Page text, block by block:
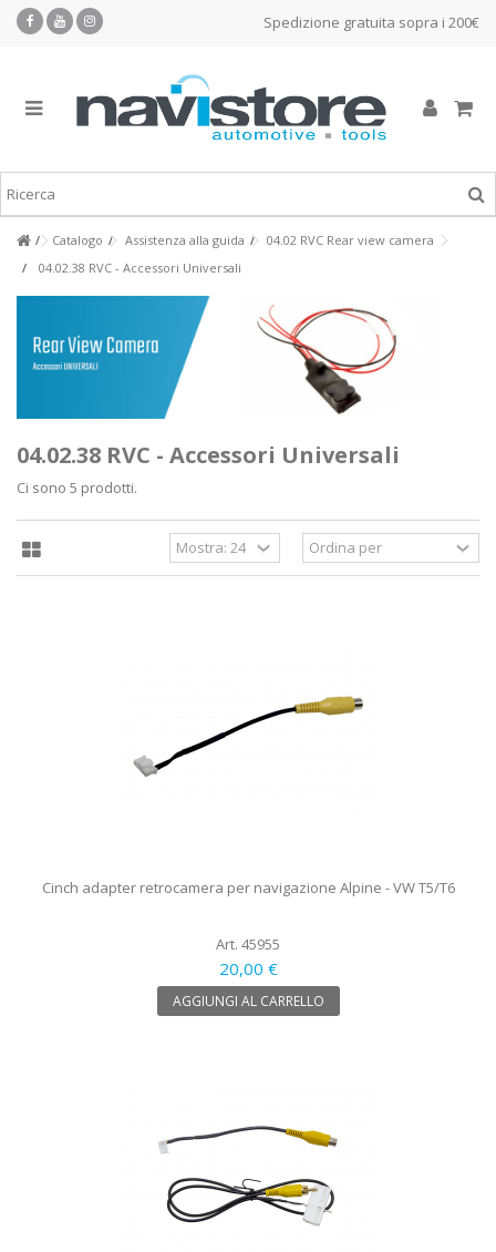
Spedizione gratuita sopra i 200€
Catalogo Assistenza alla guida
04.02 RVC Rear view camera
04.02.38 RVC - Accessori Universali
04.02.38 RVC - Accessori Universali
Ci sono 5 prodotti.
Cinch adapter retrocamera per navigazione Alpine - VW T5/T6
Art. 45955
20,00 €
AGGIUNGI AL CARRELLO